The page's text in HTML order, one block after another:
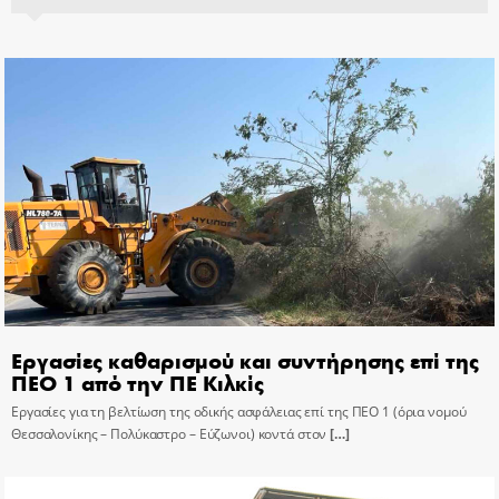
Εργασίες καθαρισμού και συντήρησης επί της
ΠΕΟ 1 από την ΠΕ Κιλκίς
Εργασίες για τη βελτίωση της οδικής ασφάλειας επί της ΠΕΟ 1 (όρια νομού
Θεσσαλονίκης – Πολύκαστρο – Εύζωνοι) κοντά στον […]